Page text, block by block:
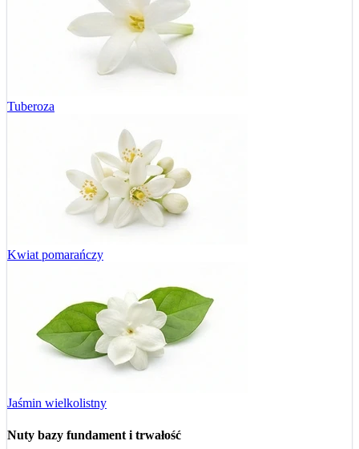
Tuberoza
Kwiat pomarańczy
Jaśmin wielkolistny
Nuty bazy fundament i trwałość